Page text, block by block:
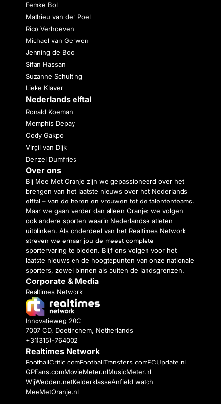
Femke Bol
Mathieu van der Poel
Rico Verhoeven
Michael van Gerwen
Jenning de Boo
Sifan Hassan
Suzanne Schulting
Lieke Klaver
Nederlands elftal
Ronald Koeman
Memphis Depay
Cody Gakpo
Virgil van Dijk
Denzel Dumfries
Over ons
Bij Mee Met Oranje zijn we gepassioneerd over het
brengen van het laatste nieuws over het Nederlands
elftal – van de heren en vrouwen tot de talententeams.
Maar we gaan verder dan alleen Oranje: we volgen
ook andere sporten waarin Nederlandse atleten
uitblinken. Als onderdeel van het Realtimes Network
streven we ernaar jou de meest complete
sportervaring te bieden. Blijf ons volgen voor het
laatste nieuws en de hoogtepunten van onze nationale
sporters, zowel binnen als buiten de landsgrenzen.
Corporate & Media
Realtimes Network
Innovatieweg 20C
7007 CD, Doetinchem, Netherlands
+31(315)-764002
Realtimes Network
FootballCritic.comFootballTransfers.comFCUpdate.nl
GPFans.comMovieMeter.nlMusicMeter.nl
WijWedden.netKelderklasseAnfield watch
MeeMetOranje.nl